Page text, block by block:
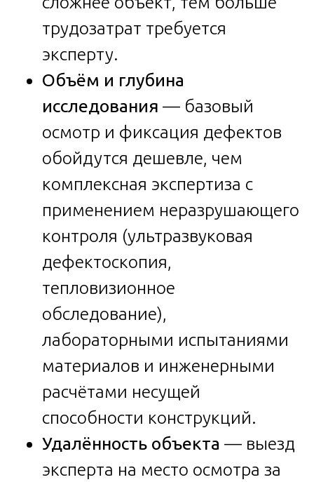
трудозатрат требуется
эксперту.
Объём и глубина
исследования — базовый
осмотр и фиксация дефектов
обойдутся дешевле, чем
комплексная экспертиза с
применением неразрушающего
контроля (ультразвуковая
дефектоскопия,
тепловизионное
обследование),
лабораторными испытаниями
материалов и инженерными
расчётами несущей
способности конструкций.
Удалённость объекта — выезд
эксперта на место осмотра за